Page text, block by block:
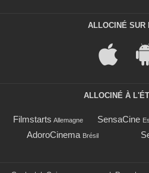
ALLOCINÉ SUR
ALLOCINÉ À
Filmstarts Allemagne SensaCine
AdoroCinema Brésil